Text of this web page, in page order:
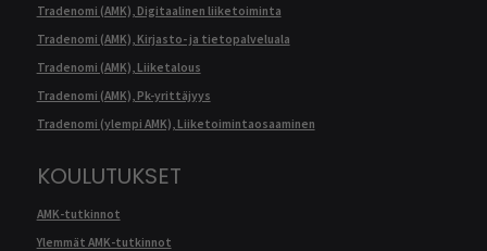
Tradenomi (AMK), Digitaalinen liiketoiminta
Tradenomi (AMK), Kirjasto- ja tietopalveluala
Tradenomi (AMK), Liiketalous
Tradenomi (AMK), Pk-yrittäjyys
Tradenomi (ylempi AMK), Liiketoimintaosaaminen
KOULUTUKSET
AMK-tutkinnot
Ylemmät AMK-tutkinnot